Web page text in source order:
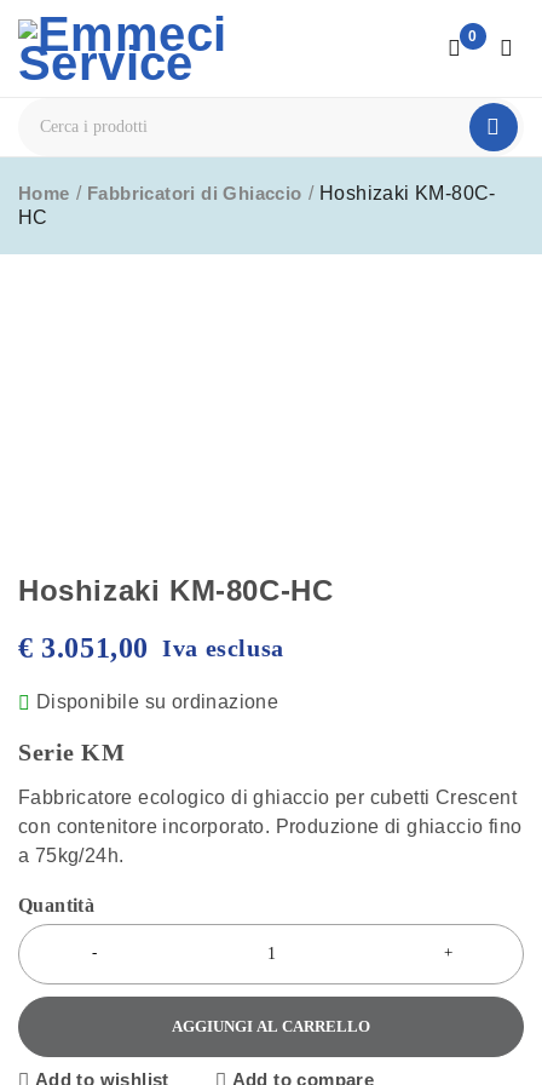
0
Home / Fabbricatori di Ghiaccio / Hoshizaki KM-80C-
HC
Hoshizaki KM-80C-HC
€ 3.051,00 Iva esclusa
Disponibile su ordinazione
Serie KM
Fabbricatore ecologico di ghiaccio per cubetti Crescent
con contenitore incorporato. Produzione di ghiaccio fino
a 75kg/24h.
Quantità
AGGIUNGI AL CARRELLO
Add to wishlist Add to compare